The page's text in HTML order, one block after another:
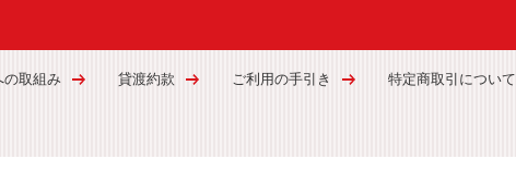
の取組み 貸渡約款 ご利用の手引き 特定商取引について